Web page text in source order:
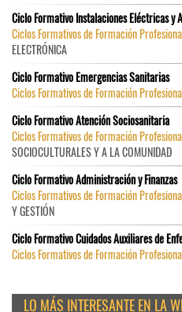
Ciclo Formativo Instalaciones Eléctricas y
Ciclos Formativos de Formación
ELECTRÓNICA
Ciclo Formativo Emergencias Sanitarias
Ciclos Formativos de Formación
Ciclo Formativo Atención Sociosanitaria
Ciclos Formativos de Formación
SOCIOCULTURALES Y A LA COMUNIDAD
Ciclo Formativo Administración y Finanzas
Ciclos Formativos de Formación
Y GESTIÓN
Ciclo Formativo Cuidados Auxiliares de
Ciclos Formativos de Formación
LO MÁS INTERESANTE EN LA